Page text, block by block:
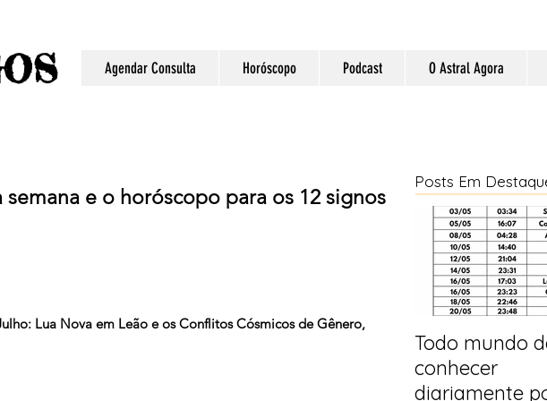
S Agendar Consulta Horóscopo Podcast O Astral Agora
e o horóscopo para os 12 signos
Lua Nova em Leão e os Conflitos Cósmicos de Gênero,
Posts Em
Todo mundo
conhecer
diariamente